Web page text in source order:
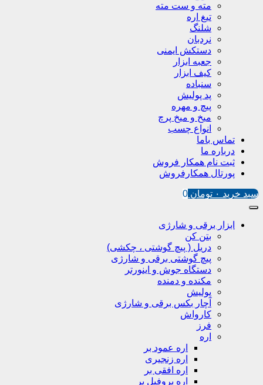
مته و ست مته
تیغ اره
شلنگ
نردبان
دستکش ایمنی
جعبه ابزار
کیف ابزار
سنباده
پد پولیش
پیچ و مهره
میخ و میخ پرچ
انواع چسب
تماس باما
درباره ما
ثبت نام همکار فروش
پورتال همکارفروش
سبد خرید ۰ تومان 0
ابزار برقی و شارژی
بتن کن
دریل ( پیچ گوشتی ، چکشی)
پیچ گوشتی برقی و شارژی
دستگاه جوش و اینورتر
مکنده و دمنده
پولیش
آچار بکس برقی و شارژی
کارواش
فرز
اره
اره عمود بر
اره زنجیری
اره افقی بر
اره پروفیل پر